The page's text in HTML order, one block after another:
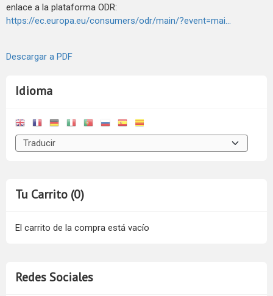
Idioma
Tu Carrito (0)
El carrito de la compra está vacío
Redes Sociales
enlace a la plataforma ODR:
https://ec.europa.eu/consumers/odr/main/?event=mai...
Descargar a PDF